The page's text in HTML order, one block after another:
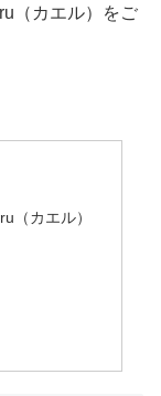
（カエル）をご
（カエル）